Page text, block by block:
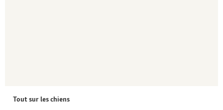
Tout sur les chiens